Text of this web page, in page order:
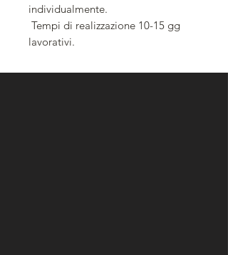
individualmente.
Tempi di realizzazione 10-15 gg
lavorativi.